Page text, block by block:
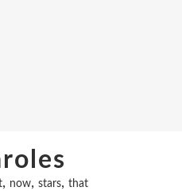
, now, stars, that